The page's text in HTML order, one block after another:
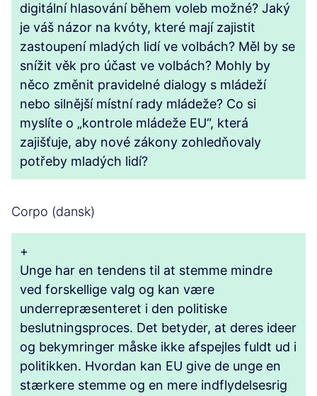
digitální hlasování během voleb možné? Jaký
je váš názor na kvóty, které mají zajistit
zastoupení mladých lidí ve volbách? Měl by se
snížit věk pro účast ve volbách? Mohly by
něco změnit pravidelné dialogy s mládeží
nebo silnější místní rady mládeže? Co si
myslíte o „kontrole mládeže EU“, která
zajišťuje, aby nové zákony zohledňovaly
potřeby mladých lidí?
Corpo (dansk)
+
Unge har en tendens til at stemme mindre
ved forskellige valg og kan være
underrepræsenteret i den politiske
beslutningsproces. Det betyder, at deres ideer
og bekymringer måske ikke afspejles fuldt ud i
politikken. Hvordan kan EU give de unge en
stærkere stemme og en mere indflydelsesrig